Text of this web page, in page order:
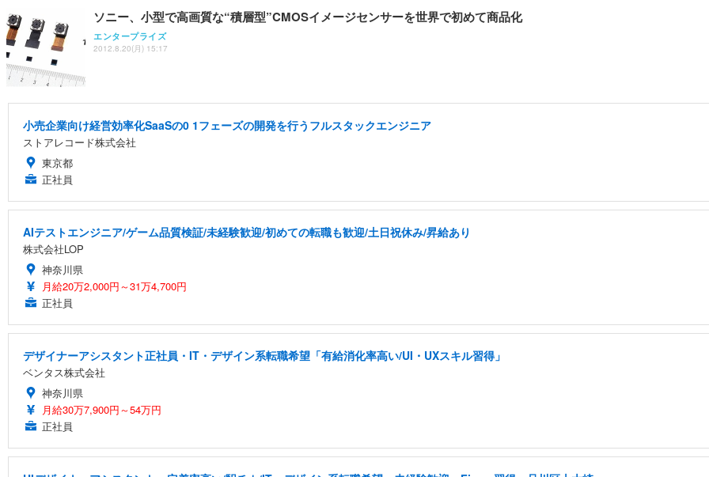
ソニー、小型で高画質な“積層型”CMOSイメージセンサーを世界で初めて商品化
エンタープライズ
2012.8.20(月) 15:17
小売企業向け経営効率化SaaSの0 1フェーズの開発を行うフルスタックエンジニア
ストアレコード株式会社
東京都
正社員
AIテストエンジニア/ゲーム品質検証/未経験歓迎/初めての転職も歓迎/土日祝休み/昇給あり
株式会社LOP
神奈川県
月給20万2,000円～31万4,700円
正社員
デザイナーアシスタント正社員・IT・デザイン系転職希望「有給消化率高い/UI・UXスキル習得」
ベンタス株式会社
神奈川県
月給30万7,900円～54万円
正社員